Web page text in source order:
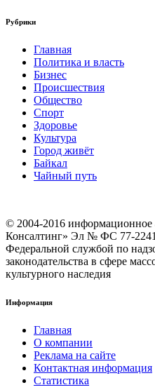
Рубрики
Главная
Политика и власть
Бизнес
Происшествия
Общество
Cпорт
Здоровье
Культура
Город живёт
Байкал
Чайный путь
© 2004-2016 информационное
Консалтинг» Эл № ФС 77-
Федеральной службой по
законодательства в сфере
культурного наследия
Информация
Главная
О компании
Реклама на сайте
Контактная информация
Статистика